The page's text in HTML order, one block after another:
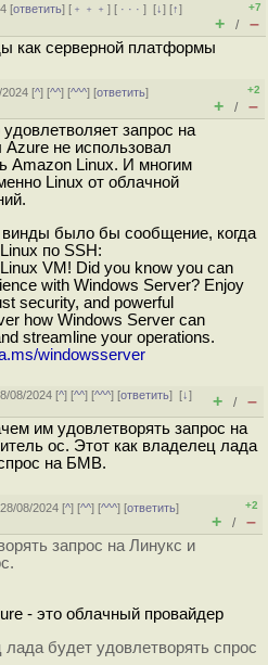
[ответить] [ ﹢﹢﹢] [ · · ·][↓] [↑]
+7
+ / –
как серверной платформы
[^] [^^] [^^^] [ответить]
+2
+ / –
запрос на
Azure не использовал
Amazon Linux. И многим
Linux от облачной
было бы cообщение, когда
по SSH:
VM! Did you know you can
with Windows Server? Enjoy
security, and powerful
how Windows Server can
streamline your operations.
windowsserver
08/2024 [^] [^^] [^^^] [ответить][↓]
+ / –
им удовлетворять запрос на
ос. Этот как владелец лада
на БМВ.
08/2024 [^] [^^] [^^^] [ответить]
+2
+ / –
запрос на Линукс и
- это облачный провайдер
будет удовлетворять спрос